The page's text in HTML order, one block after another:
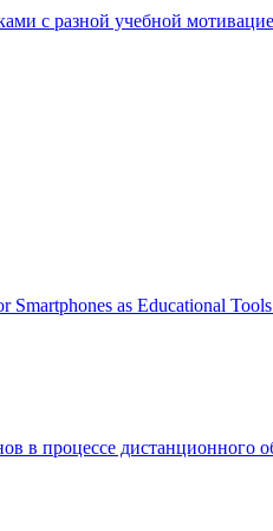
с разной учебной
Smartphones as Educational
в процессе дистанционного